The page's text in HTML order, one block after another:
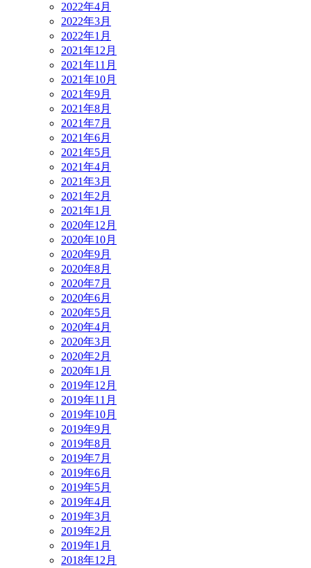
2022年4月
2022年3月
2022年1月
2021年12月
2021年11月
2021年10月
2021年9月
2021年8月
2021年7月
2021年6月
2021年5月
2021年4月
2021年3月
2021年2月
2021年1月
2020年12月
2020年10月
2020年9月
2020年8月
2020年7月
2020年6月
2020年5月
2020年4月
2020年3月
2020年2月
2020年1月
2019年12月
2019年11月
2019年10月
2019年9月
2019年8月
2019年7月
2019年6月
2019年5月
2019年4月
2019年3月
2019年2月
2019年1月
2018年12月